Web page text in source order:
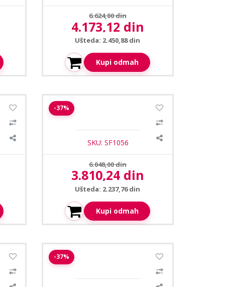
Prethodna cena:
6.624,00 din
Aktuelna cena:
4.173,12 din
Ušteda: 2.450,88 din
Kupi odmah
-37%
Safire SF-B035A-2E-DL kamera
SKU: SF1056
Prethodna cena:
6.048,00 din
Aktuelna cena:
3.810,24 din
Ušteda: 2.237,76 din
Kupi odmah
-37%
Safire SF-B134C-2P4N1 hd bullet